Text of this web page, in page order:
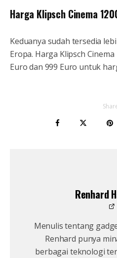
Harga Klipsch Cinema
Keduanya sudah tersedia
Eropa. Harga Klipsch
Euro dan 999 Euro untuk
Renhard
Menulis tentang
Renhard punya
berbagai teknologi